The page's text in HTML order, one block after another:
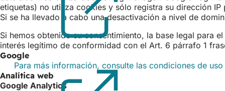
una
nueva
etiquetas) no utiliza cookies y sólo registra su dirección
Si se ha llevado a cabo una desactivación a nivel de
Si hemos obtenido su consentimiento, la base legal para
interés legítimo de conformidad con el Art. 6 párrafo 1
Google
Para más información, consulte las condiciones de
Analítica web
Google Analytics